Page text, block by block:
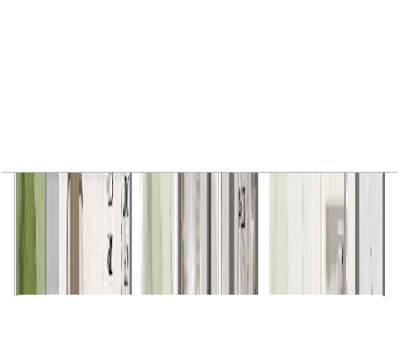
Avena, Semi Detached Villa, 4BR, Lavender-B,
3714 SQFT